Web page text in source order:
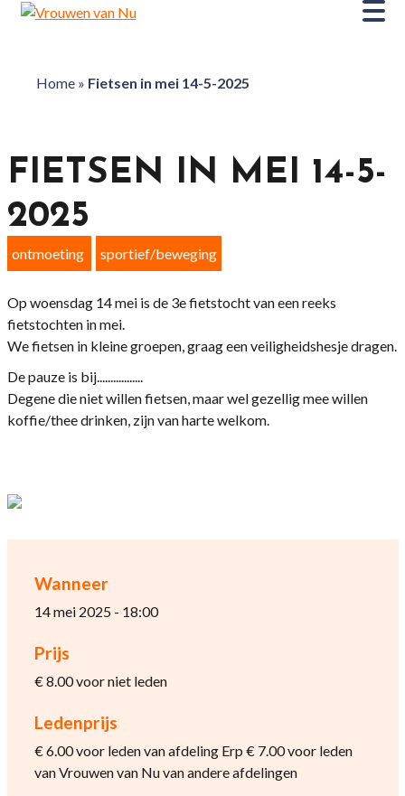
Home» Fietsen in mei 14-5-2025
Wanneer
14 mei 2025 - 18:00
Prijs
€ 8.00 voor niet leden
Ledenprijs
€ 6.00 voor leden van afdeling Erp € 7.00 voor leden
van Vrouwen van Nu van andere afdelingen
FIETSEN IN MEI 14-5-
2025
ontmoeting sportief/beweging
Op woensdag 14 mei is de 3e fietstocht van een reeks
fietstochten in mei.
We fietsen in kleine groepen, graag een veiligheidshesje dragen.
De pauze is bij.................
Degene die niet willen fietsen, maar wel gezellig mee willen
koffie/thee drinken, zijn van harte welkom.